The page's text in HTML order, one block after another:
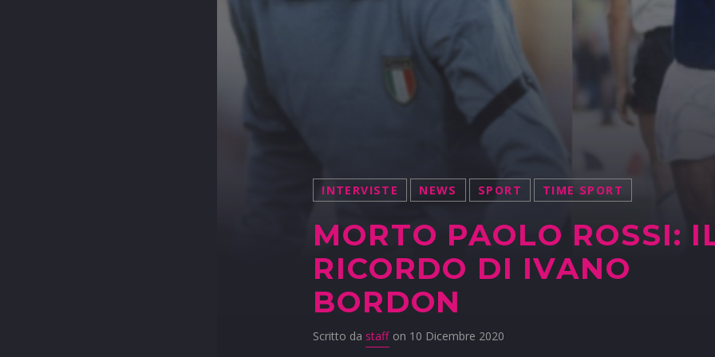
INTERVISTE NEWS SPORT TIME SPORT
MORTO PAOLO ROSSI:
RICORDO DI IVANO
BORDON
Scritto da staff on 10 Dicembre 2020